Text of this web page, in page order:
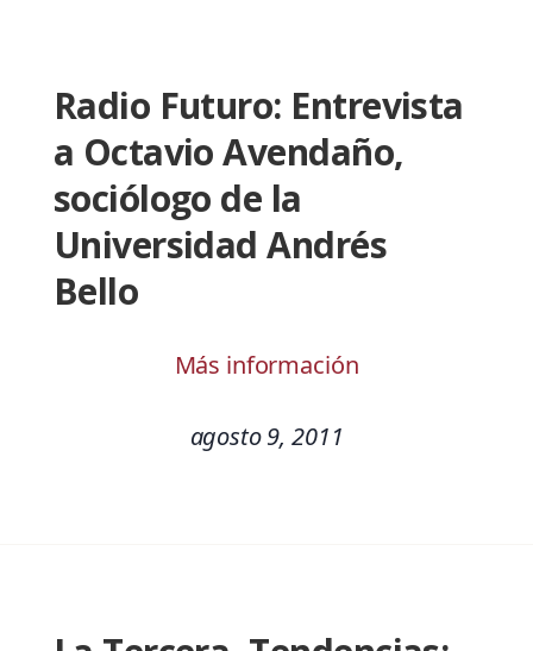
Radio Futuro: Entrevista
a Octavio Avendaño,
sociólogo de la
Universidad Andrés
Bello
Más información
agosto 9, 2011